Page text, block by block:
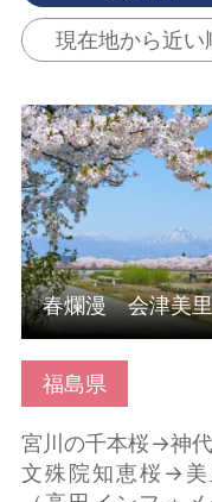
現在地から近い
福島県
宮川の千本桜→神
文殊院知恵桜→美
春爛漫 会津美里
開コース の詳細は
ら